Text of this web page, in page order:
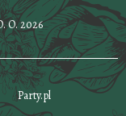
O. 2026
Party.pl